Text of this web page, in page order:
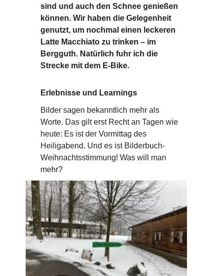
sind und auch den Schnee genießen
können. Wir haben die Gelegenheit
genutzt, um nochmal einen leckeren
Latte Macchiato zu trinken – im
Bergguth. Natürlich fuhr ich die
Strecke mit dem E-Bike.
Erlebnisse und Learnings
Bilder sagen bekanntlich mehr als
Worte. Das gilt erst Recht an Tagen wie
heute: Es ist der Vormittag des
Heiligabend. Und es ist Bilderbuch-
Weihnachtsstimmung! Was will man
mehr?